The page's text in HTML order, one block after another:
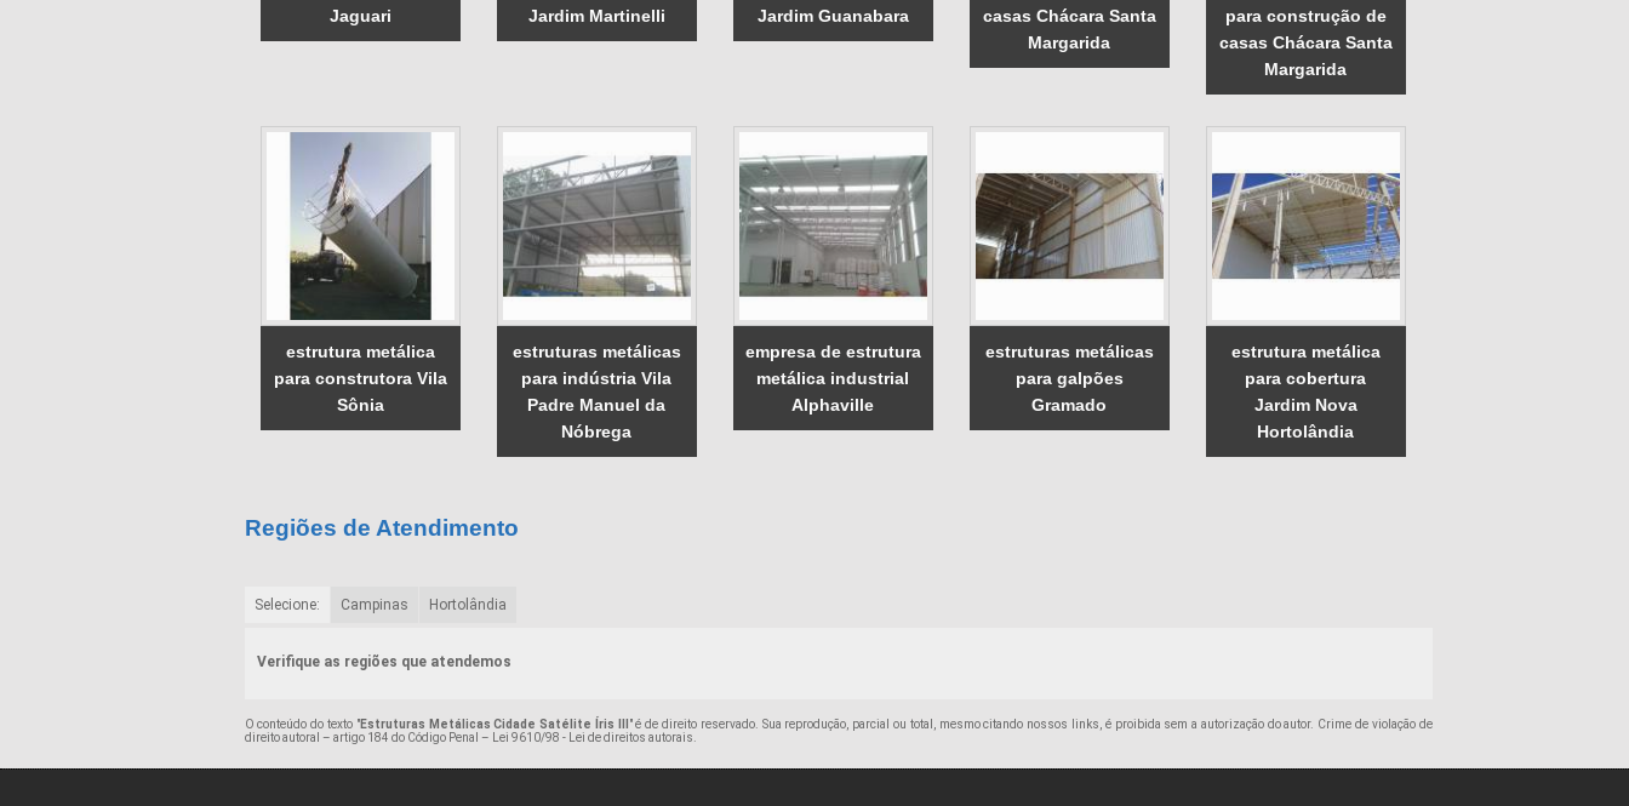
Jaguari
Jardim Martinelli
Jardim Guanabara
casas Chácara Santa
Margarida
para construção de
casas Chácara Santa
Margarida
estrutura metálica
para construtora Vila
Sônia
estruturas metálicas
para indústria Vila
Padre Manuel da
Nóbrega
empresa de estrutura
metálica industrial
Alphaville
estruturas metálicas
para galpões
Gramado
estrutura metálica
para cobertura
Jardim Nova
Hortolândia
Regiões de Atendimento
Selecione: Campinas Hortolândia
Verifique as regiões que atendemos
O conteúdo do texto "Estruturas Metálicas Cidade Satélite Íris III
" é de direito reservado. Sua reprodução, parcial ou total, mesmo citando nossos links, é proibida sem a autorização do autor. Crime de violação de
direito autoral – artigo 184 do Código Penal – Lei 9610/98 - Lei de direitos autorais.